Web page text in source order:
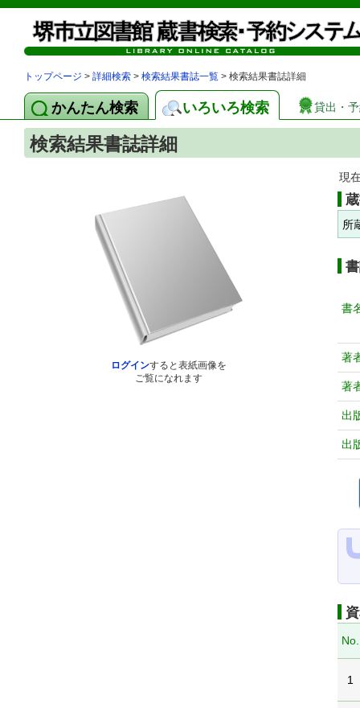
トップページ > 詳細検索 > 検索結果書誌一覧 > 検索結果書誌詳細
かんたん検索 いろいろ検索 貸出・
検索結果書誌詳細
ログインすると表紙画像を
ご覧になれます
現
所
書
著
著
出
出
No.
1